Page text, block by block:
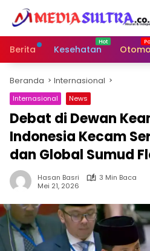
Langsung
konten
Berita
Kesehatan
Beranda Internasional
Internasional News
Debat di Dewan
Indonesia Kecam
dan Global Sumud
Hasan Basri
3 Min Baca
Mei 21, 2026